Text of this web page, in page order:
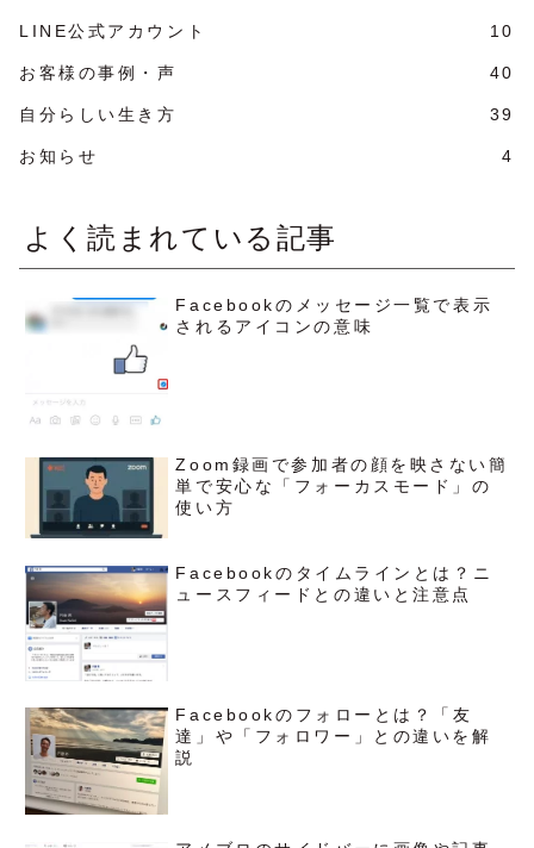
LINE公式アカウント 10
お客様の事例・声 40
自分らしい生き方 39
お知らせ 4
よく読まれている記事
Facebookのメッセージ一覧で表示
されるアイコンの意味
Zoom録画で参加者の顔を映さない簡
単で安心な「フォーカスモード」の
使い方
Facebookのタイムラインとは？ニ
ュースフィードとの違いと注意点
Facebookのフォローとは？「友
達」や「フォロワー」との違いを解
説